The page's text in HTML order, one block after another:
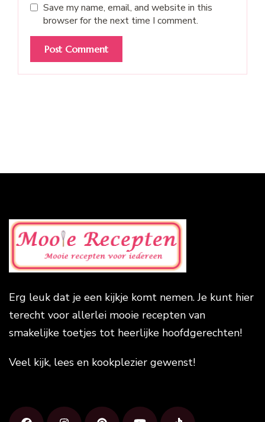
Save my name, email, and website in this
browser for the next time I comment.
Erg leuk dat je een kijkje komt nemen. Je kunt hier
terecht voor allerlei mooie recepten van
smakelijke toetjes tot heerlijke hoofdgerechten!
Veel kijk, lees en kookplezier gewenst!